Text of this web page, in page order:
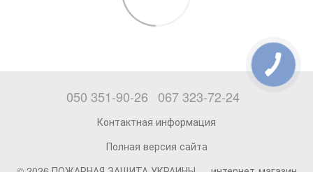
050 351-90-26 067 323-72-24
Контактная информация
Полная версия сайта